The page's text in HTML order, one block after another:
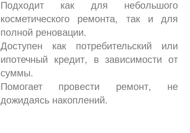
Подходит как для небольшого
косметического ремонта, так и для
полной реновации.
Доступен как потребительский или
ипотечный кредит, в зависимости от
суммы.
Помогает провести ремонт, не
дожидаясь накоплений.